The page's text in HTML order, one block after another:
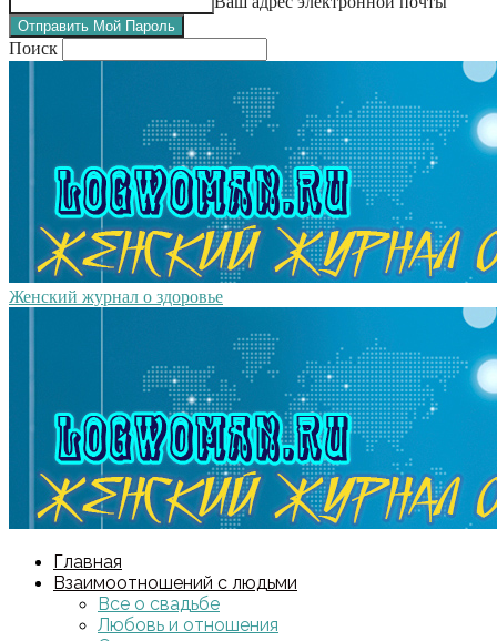
Поиск
Женский журнал о здоровье
Главная
Взаимоотношений с людьми
Все о свадьбе
Любовь и отношения